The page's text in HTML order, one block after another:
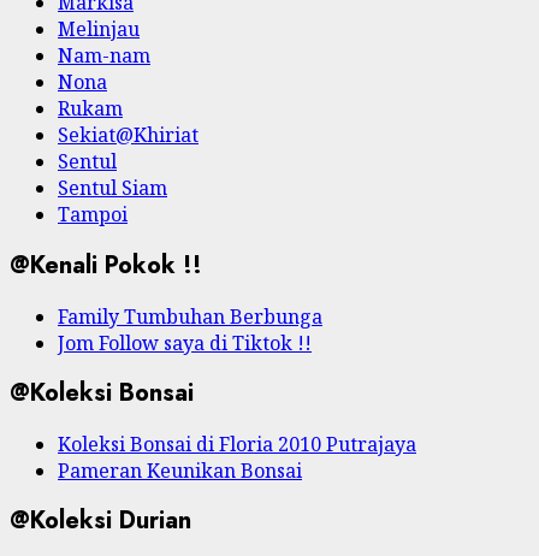
Melinjau
Nam-nam
Nona
Rukam
Sekiat@Khiriat
Sentul
Sentul Siam
Tampoi
@Kenali Pokok !!
Family Tumbuhan Berbunga
Jom Follow saya di Tiktok !!
@Koleksi Bonsai
Koleksi Bonsai di Floria 2010 Putrajaya
Pameran Keunikan Bonsai
@Koleksi Durian